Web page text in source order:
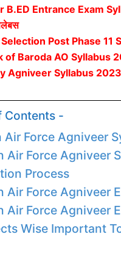
B.ED Entrance Exam
Selection Post Phase 11
of Baroda AO Syllabus
Agniveer Syllabus 2023:
Contents -
Air Force Agniveer
Air Force Agniveer
Process
Air Force Agniveer
Air Force Agniveer
Wise Important